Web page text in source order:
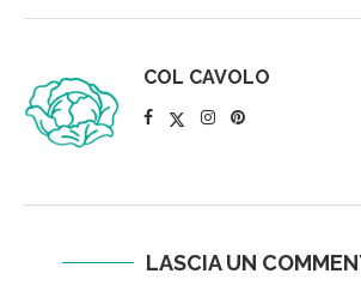
COL CAVOLO
LASCIA UN